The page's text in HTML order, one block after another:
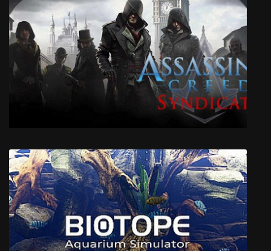
Лего Мстители
Assassin's Creed: Syndicate